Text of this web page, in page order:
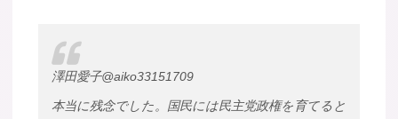
澤田愛子@aiko33151709
本当に残念でした。国民には民主党政権を育てると